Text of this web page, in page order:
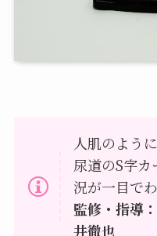
人肌のよう
尿道のS字
況が一目で
監修・指導
井徹也